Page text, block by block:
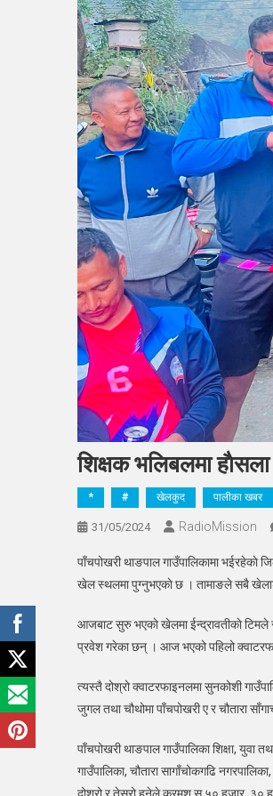
शिक्षक भलिबलमा
* # खेलकुद पालीका खबर
31/05/2024 RadioMission
पाँचपोखरी थाङपाल गाउँपालिकामा भईरहेकाे
खेल स्थलमा पुग्नुभएकाे छ । तामाङले सबै
आजबाट सुरु भएकाे खेलमा ईन्द्रावतीकाे टिमले
प्रवेश गरेका छन् । आज भएको पहिलो
त्यस्तै दोश्रो क्वाटरफाइनलमा सुनकोशी
जुगल तथा चौथोमा पाँचपोखरी ए र चौतारा
पाँचपोखरी थाङपाल गाउँपालिका शिक्षा, युवा
गाउँपालिका, चौतारा सागाँचोकगढि